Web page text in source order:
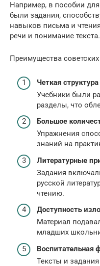
Например, в пособии для
были задания,
навыков письма и
речи и понимание текста.
Преимущества
Четкая
Учебники были
разделы, что
Большое
Упражнения
знаний на
Литературные
Задания
русской
чтению.
Доступность
Материал
младших
Воспитательная
Тексты и